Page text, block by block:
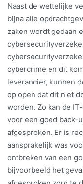
Naast de wettelijke
bijna alle
zaken wordt gedaan
cybercrime en dit
leverancier, kunnen
oplopen dat dit niet
worden. Zo kan de
voor een goed back-
afgesproken. Er is
aansprakelijk was
ontbreken van een
bijvoorbeeld het